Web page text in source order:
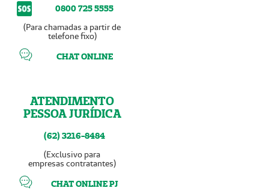
0800 725 5555
(Para chamadas a partir de
telefone fixo)
CHAT ONLINE
ATENDIMENTO
PESSOA JURÍDICA
(62) 3216-8484
(Exclusivo para
empresas contratantes)
CHAT ONLINE PJ